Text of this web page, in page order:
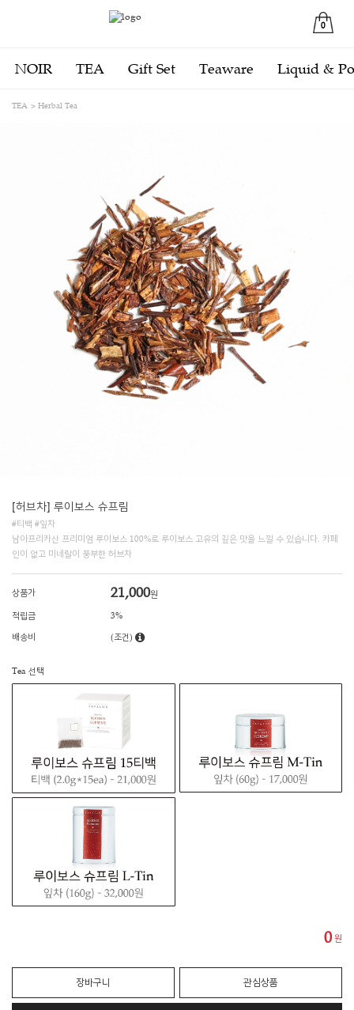
0
NOIR TEA Gift Set Teaware Liquid &
TEA Herbal Tea
[허브차] 루이보스 슈프림
#티백 #잎차
남아프리카산 프리미엄 루이보스 100%로 루이보스 고유의 깊은 맛을 느낄 수 있습니다. 카페
인이 없고 미네랄이 풍부한 허브차
상품가 21,000원
적립금 3%
배송비 (조건)
Tea 선택
0 원
장바구니 관심상품